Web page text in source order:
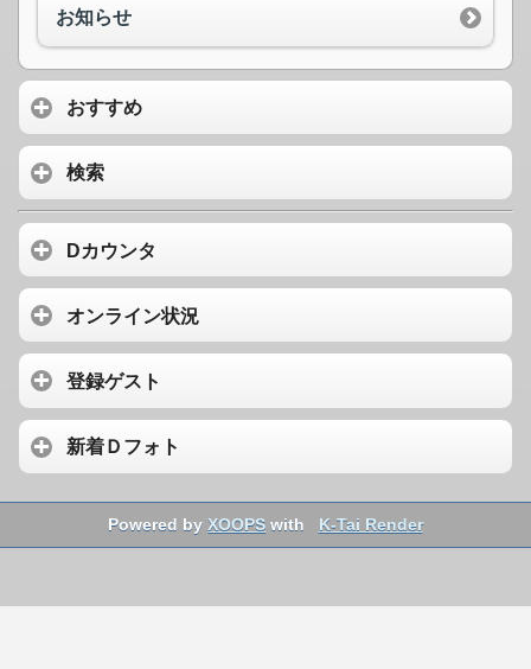
お知らせ
おすすめ
検索
Dカウンタ
オンライン状況
登録ゲスト
新着Ｄフォト
Powered byXOOPS with K-Tai Render